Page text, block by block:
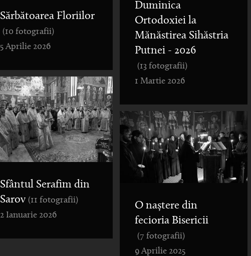
Sărbătoarea Floriilor
(10 fotografii)
5 Aprilie 2026
Duminica
Ortodoxiei la
Mănăstirea Sihăstria
Putnei - 2026
(13 fotografii)
1 Martie 2026
Sfântul Serafim din
Sarov (11 fotografii)
2 Ianuarie 2026
O naștere din
fecioria Bisericii
(7 fotografii)
9 Aprilie 2025